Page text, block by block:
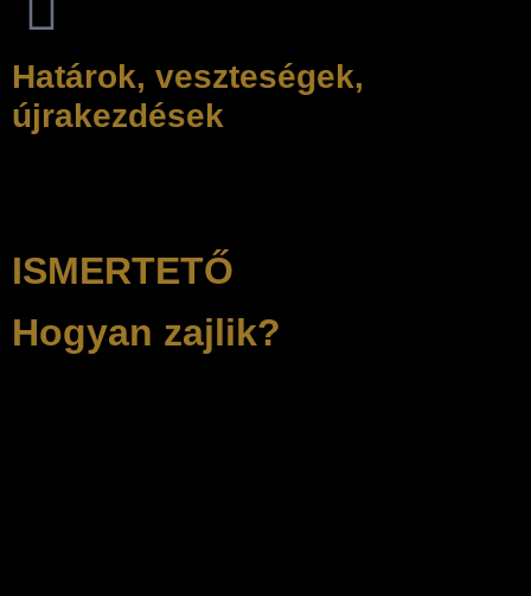
Határok, veszteségek,
újrakezdések
ISMERTETŐ
Hogyan zajlik?